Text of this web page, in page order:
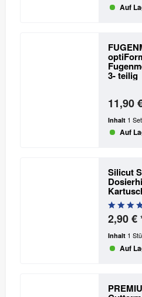
Auf
3- teilig
11,90
Inhalt 1 Set
Auf
Silicut
2,90 €
Inhalt 1
Auf